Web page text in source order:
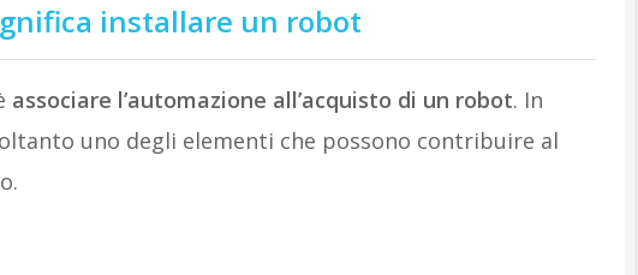
installare un robot
associare l’automazione all’acquisto di un robot. In
uno degli elementi che possono contribuire al